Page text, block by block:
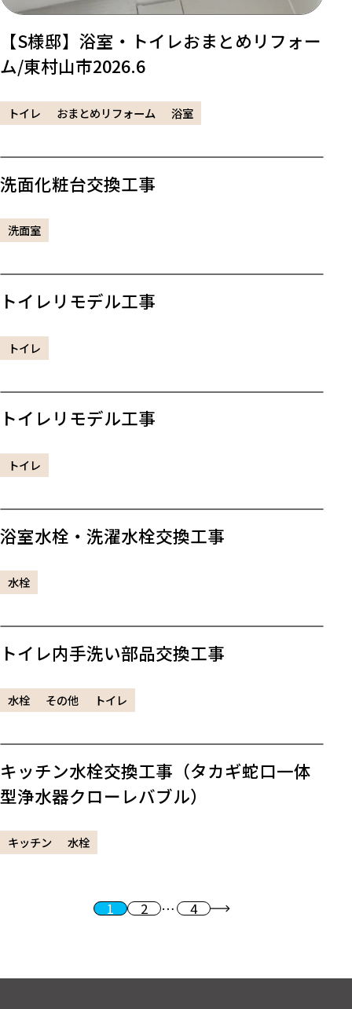
【S様邸】浴室・トイレおまとめリフォー
ム/東村山市2026.6
トイレ おまとめリフォーム 浴室
洗面化粧台交換工事
洗面室
トイレリモデル工事
トイレ
トイレリモデル工事
トイレ
浴室水栓・洗濯水栓交換工事
水栓
トイレ内手洗い部品交換工事
水栓 その他 トイレ
キッチン水栓交換工事（タカギ蛇口一体
型浄水器クローレバブル）
キッチン 水栓
投稿のページ送り1 2 … 4 次へ